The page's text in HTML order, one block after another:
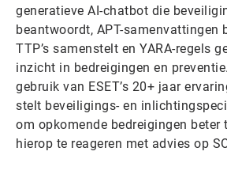
generatieve AI-chatbot die
beantwoordt, APT-samenvattingen
TTP’s samenstelt en YARA-regels
inzicht in bedreigingen en
gebruik van ESET’s 20+ jaar
stelt beveiligings- en
om opkomende bedreigingen beter
hierop te reageren met advies op